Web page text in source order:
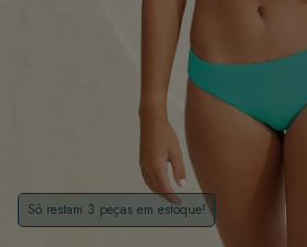
Só restam 3 peças em estoque!